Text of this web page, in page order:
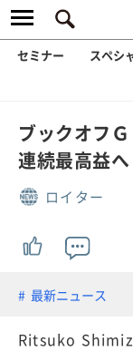
セミナー スペシ
ブックオフ
連続最高益
ロイター
最新ニュース
Ritsuko